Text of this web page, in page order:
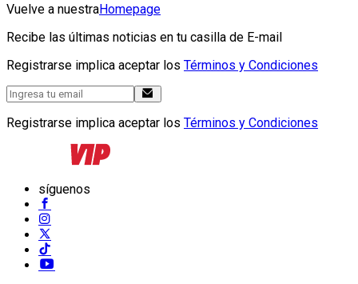
Vuelve a nuestraHomepage
Recibe las últimas noticias en tu casilla de E-mail
Registrarse implica aceptar los Términos y Condiciones
Registrarse implica aceptar los Términos y Condiciones
síguenos